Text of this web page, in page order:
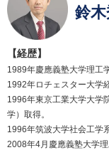
鈴
【経歴】
1989年慶應義塾大学理工
1992年ロチェスター大学
1996年東京工業大学大学
学）取得。
1996年筑波大学社会工学
2008年4月慶應義塾大学